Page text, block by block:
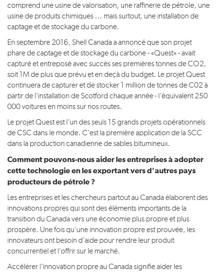
comprend une usine de valorisation, une raffinerie de pétrole, une
usine de produits chimiques ... mais surtout, une installation de
captage et de stockage du carbone.
En septembre 2016, Shell Canada a annoncé que son projet
phare de captage et de stockage du carbone - «Quest» - avait
capturé et entreposé avec succès ses premières tonnes de CO2,
soit 1M de plus que prévu et en deçà du budget. Le projet Quest
continuera de capturer et de stocker 1 million de tonnes de C02 à
partir de l'installation de Scotford chaque année - l'équivalent 250
000 voitures en moins sur nos routes.
Le projet Quest est l'un des seuls 15 grands projets opérationnels
de CSC dans le monde. C'est la première application de la SCC
dans la production canadienne de sables bitumineux.
Comment pouvons-nous aider les entreprises à adopter
cette technologie en les exportant vers d'autres pays
producteurs de pétrole ?
Les entreprises et les chercheurs partout au Canada élaborent des
innovations propres qui sont des éléments importants de la
transition du Canada vers une économie plus propre et plus
prospère. Une fois qu'une innovation propre est prouvée, les
innovateurs ont besoin d'aide pour rendre leur produit
concurrentiel et l'offrir sur le marché.
Accélérer l'innovation propre au Canada signifie aider les